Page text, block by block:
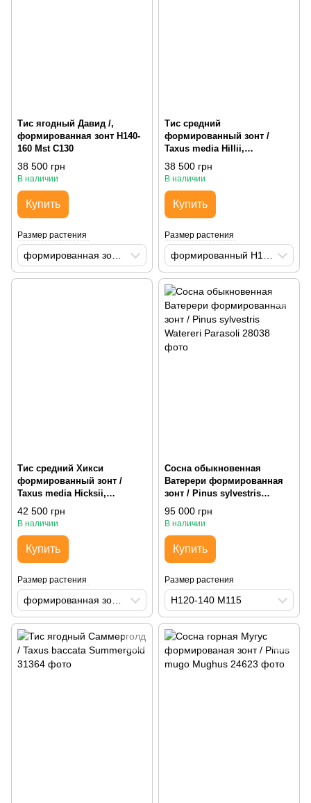
Тис ягодный Давид /,
формированная зонт H140-
160 Mst С130
38 500 грн
В наличии
Купить
Размер растения
Тис средний
формированный зонт /
Taxus media Hillii,
формированный H120-140
С80
38 500 грн
В наличии
Купить
Размер растения
Тис средний Хикси
формированный зонт /
Taxus media Hicksii,
формированная зонт H180-
200 Mst С80
42 500 грн
В наличии
Купить
Размер растения
Сосна обыкновенная
Ватерери формированная
зонт / Pinus sylvestris
Watereri Parasoli
95 000 грн
В наличии
Купить
Размер растения
H120-140 М115